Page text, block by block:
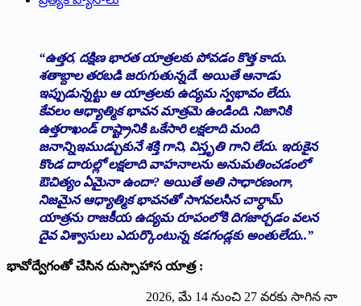
“ఉత్తర, దక్షిణ భారత యాత్రలకు పోవడం కొత్త కాదు.
శతాబ్దాల తరబడి జరుగుతున్నదే. అయితే ఆనాడు
ఇప్పుడున్నట్టు ఆ యాత్రలకు ఉద్యమ స్వభావం లేదు.
కేవలం ఆధ్యాత్మిక భావన మాత్రమె ఉండింది. నిజానికి
ఉత్తరాఖండ్ రాష్ట్రానికి ఒకేసారి లక్షలాది మంది
జనాన్నిఇముడ్చుకునే శక్తి గాని, విస్తృతి గాని లేదు. ఇరుకైన
కొండ దారుల్లో లక్షలాది వాహనాలను అనుమతించడంలో
ఔచిత్యం ఏమైనా ఉందా? అయితే అతి సాధారణంగా,
నిజమైన ఆధ్యాత్మిక భావనతో సాగవలసిన చార్ధామ్
యాత్రను రాజకీయ ఉద్యమ రూపంలోకి దిగజార్చడం వలన
దైవ విశ్వాసులు ఎదుర్కొంటున్న కడగండ్లకు అంతులేదు..”
భావోద్వేగంతో చేసిన దుస్సాహాస యాత్ర :
2026, మే 14 నుంచి 27 వరకు సాగిన నా